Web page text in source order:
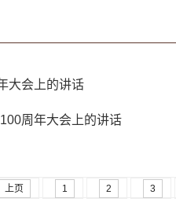
大会上的讲话
周年大会上的讲话
上页 1 2 3